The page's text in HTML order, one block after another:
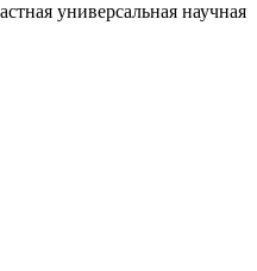
универсальная научная